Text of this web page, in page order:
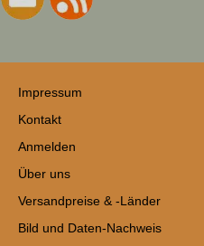
Impressum
Kontakt
Anmelden
Über uns
Versandpreise & -Länder
Bild und Daten-Nachweis